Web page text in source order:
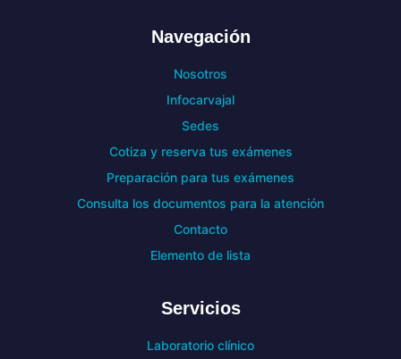
Navegación
Nosotros
Infocarvajal
Sedes
Cotiza y reserva tus exámenes
Preparación para tus exámenes
Consulta los documentos para la atención
Contacto
Elemento de lista
Servicios
Laboratorio clínico